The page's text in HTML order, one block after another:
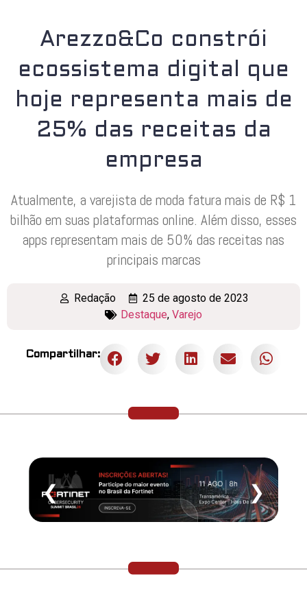
Arezzo&Co constrói
ecossistema digital que
hoje representa mais de
25% das receitas da
empresa
Atualmente, a varejista de moda fatura mais de R$ 1
bilhão em suas plataformas online. Além disso, esses
apps representam mais de 50% das receitas nas
principais marcas
Redação
25 de agosto de 2023
Destaque, Varejo
Compartilhar:
❮ ❯